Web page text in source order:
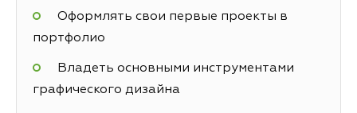
Оформлять свои первые проекты в
портфолио
Владеть основными инструментами
графического дизайна